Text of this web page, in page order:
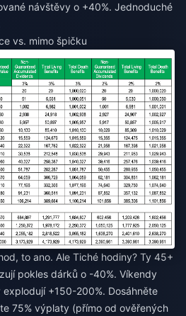
návštěvy o +40%. Jednoduché
vs. mimo špičku
to ano. Ale Tiché hodiny? Ty 45+
pokles dárků o -40%. Víkendy
+150-200%. Dosáhněte
75% výplaty (přímo od ověřených